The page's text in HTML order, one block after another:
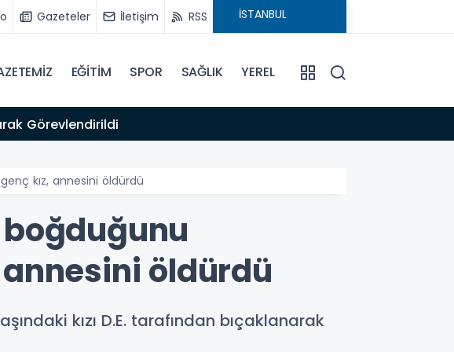
Gazeteler İletişim RSS
EĞİTİM SPOR SAĞLIK YEREL
Görevlendirildi
kız, annesini öldürdü
öldürdü
kızı D.E. tarafından bıçaklanarak